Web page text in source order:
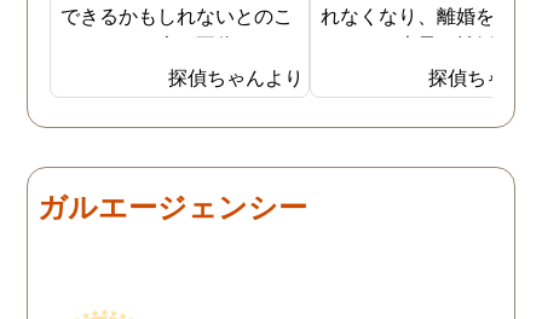
できるかもしれないとのこ
とでした。夫が不倫をして
いるのは確実なのですが、
私の証言だけでは効力が弱
いようです。弁護士のアド
の証拠を集めてもらうこと
にしました。夫は私への関
とはしょっちゅうです。次
探偵ちゃんより
れなくなり、離婚を決意
ました。素早く離婚を成
させるためには夫の不倫
証拠を手に入れることが
っ取り早く、探偵に調査
行動パターンを伝え、予
探偵ちゃん
ガルエージェンシー